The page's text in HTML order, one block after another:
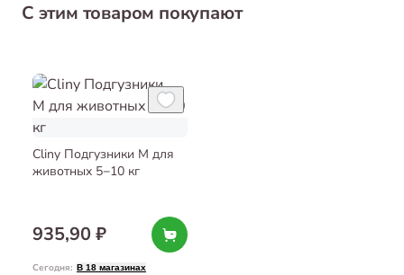
С этим товаром покупают
Cliny Подгузники M для
животных 5−10 кг
935,90 ₽
Сегодня: В 18 магазинах